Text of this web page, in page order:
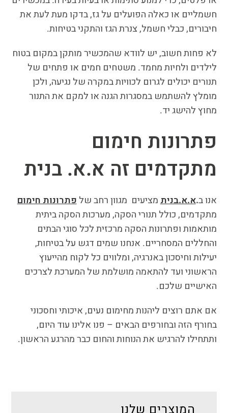
חשמליים או כאלה הפועלים על גז, בדקו מעת לעת את
חיבורים, כבלי חשמל, צנרת הגז והתקני בטיחות.
לא פחות חשוב, יש לוודא שהמכשיר מותקן במקום בטוח
לילדים ולחיות מחמד. משטחים חמים או פתחים של
תנורים יכולים לגרום לכוויות במקרה של נגיעה, ולכן
מומלץ להשתמש במסגרות הגנה או למקם את התנור
מחוץ להישג יד.
פתרונות חימום
מתקדמים זה א.א. בנית
אנו ב.א.א.בניתמציעים מגוון רחב של פתרונות חימום
מתקדמים, כולל תנורי הסקה, מערכות הסקה ביתית
מותאמות ופתרונות הסקה מרכזית לכל סוגי הבתים
והחללים המסחריים. אנחנו שמים דגש על בטיחות,
יעילות וחיסכון באנרגיה, ומלווים כל לקוח מהייעוץ
הראשוני ועד להתאמה מושלמת של המערכת לצרכים
האישיים שלכם.
אם אתם רוצים ליהנות מחימום נעים, איכותי וחסכוני
בחורף הזה ובחורפים הבאים – פנו אלינו עוד היום,
ותתחילו להרגיש את הנוחות והחום כבר מהרגע הראשון.